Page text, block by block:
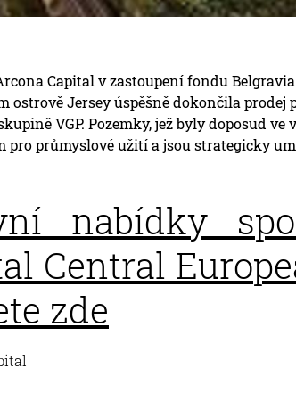
Capital v zastoupení fondu
ostrově Jersey úspěšně dokončila prodej
VGP. Pozemky, jež byly doposud
pro průmyslové užití a jsou strategicky
nabídky
Central
zde